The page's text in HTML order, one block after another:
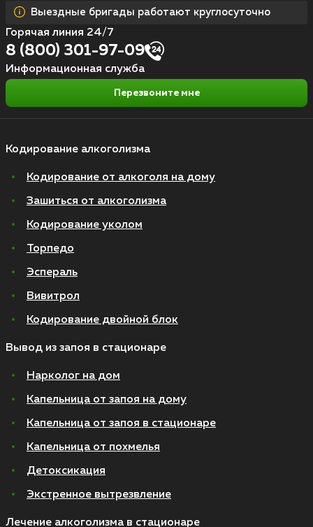
Кодирование алкоголизма
Кодирование от алкоголя на дому
Зашиться от алкоголизма
Кодирование уколом
Торпедо
Эспераль
Вивитрол
Кодирование двойной блок
Вывод из запоя в стационаре
Нарколог на дом
Капельница от запоя на дому
Капельница от запоя в стационаре
Капельница от похмелья
Детоксикация
Экстренное вытрезвление
Лечение алкоголизма в стационаре
Выездные бригады работают круглосуточно
Горячая линия 24/7
8 (800) 301-97-09
Информационная служба
Перезвоните мне